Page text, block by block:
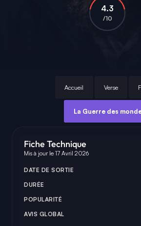
4.3
/10
Accueil Verse
La Guerre des
Fiche Technique
Mis à jour le 17 Avril 2026
DATE DE SORTIE
DURÉE
POPULARITÉ
AVIS GLOBAL